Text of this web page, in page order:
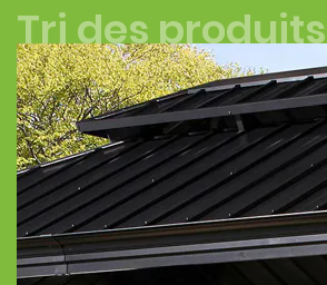
Tri des produits